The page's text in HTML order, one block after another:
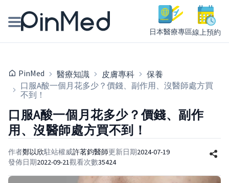
日本醫療專區線上預約
醫師專欄專訪
健康主題館
我是醫療人員
PinMed 醫療知識 皮膚專科
保養
口服A酸一個月花多少？價錢、副作用、沒醫師處方買
不到！
口服A酸一個月花多少？價錢、副作
用、沒醫師處方買不到！
作者鄭以欣駐站權威許茗鈞醫師更新日期2024-07-19
發佈日期2022-09-21觀看次數35424